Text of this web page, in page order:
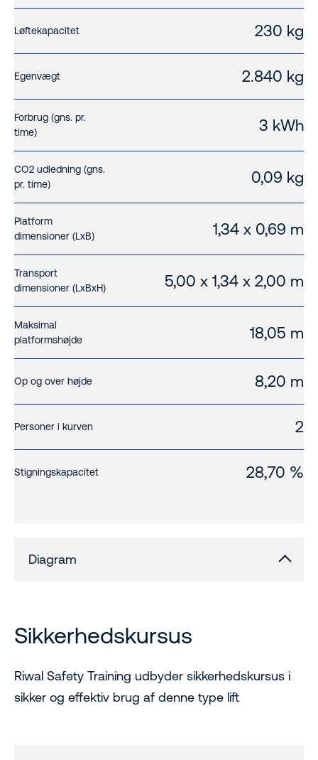
Løftekapacitet 230 kg
Egenvægt 2.840 kg
Forbrug (gns. pr.
time)
3 kWh
CO2 udledning (gns.
pr. time)
0,09 kg
Platform
dimensioner (LxB)
1,34 x 0,69 m
Transport
dimensioner (LxBxH)
5,00 x 1,34 x 2,00 m
Maksimal
platformshøjde
18,05 m
Op og over højde 8,20 m
Personer i kurven 2
Stigningskapacitet 28,70 %
Diagram
Sikkerhedskursus
Riwal Safety Training udbyder sikkerhedskursus i
sikker og effektiv brug af denne type lift